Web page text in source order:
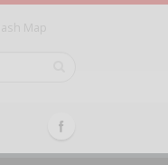
Map